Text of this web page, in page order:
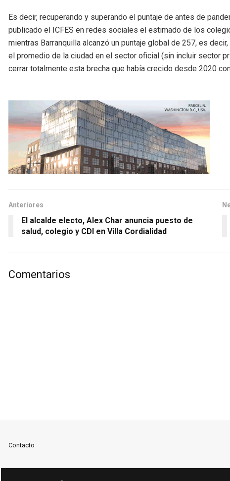
Es decir, recuperando y superando el puntaje de antes de
publicado el ICFES en redes sociales el estimado de los
mientras Barranquilla alcanzó un puntaje global de 257, es
el promedio de la ciudad en el sector oficial (sin incluir sector
cerrar totalmente esta brecha que había crecido desde 2020
Anteriores
El alcalde electo, Alex Char anuncia puesto de
salud, colegio y CDI en Villa Cordialidad
Comentarios
Contacto